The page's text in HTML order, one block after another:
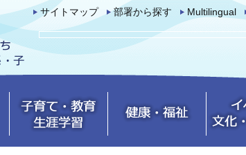
サイトマップ 部署から探す Multilingual